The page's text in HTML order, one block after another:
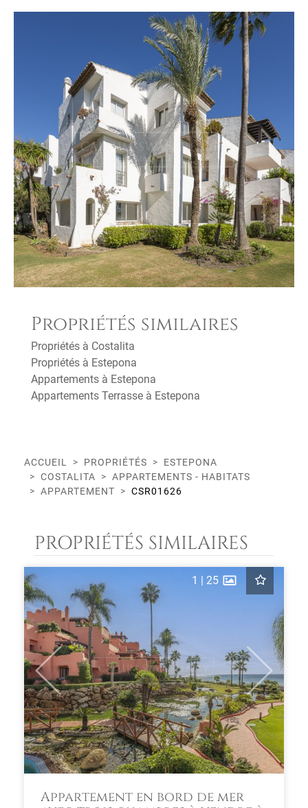
Propriétés similaires
Propriétés à Costalita
Propriétés à Estepona
Appartements à Estepona
Appartements Terrasse à Estepona
ACCUEIL PROPRIÉTÉS
ESTEPONA
COSTALITA
APPARTEMENTS - HABITATS
APPARTEMENT
CSR01626
PROPRIÉTÉS SIMILAIRES
Previous Next
1 | 25
Appartement en bord de mer